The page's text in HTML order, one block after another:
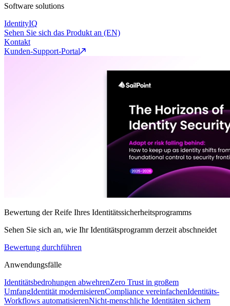
Software solutions
IdentityIQ
Sehen Sie sich das Produkt an (EN)
Kontakt
Kunden-Support-Portal
Bewertung der Reife Ihres Identitätssicherheitsprogramms
Sehen Sie sich an, wie Ihr Identitätsprogramm derzeit abschneidet
Bewertung durchführen
Anwendungsfälle
Identitätsbedrohungen abwehrenZero Trust in großem
UmfangIdentität modernisierenCompliance vereinfachenIdentitäts-
Workflows automatisierenNicht-menschliche Identitäten sichern